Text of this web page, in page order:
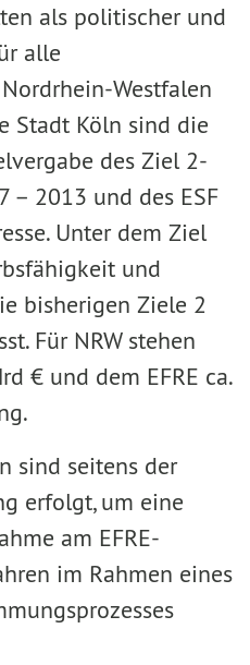
als politischer und
alle
Westfalen
Stadt Köln sind die
des Ziel 2-
– 2013 und des ESF
Unter dem Ziel
und
bisherigen Ziele 2
Für NRW stehen
€ und dem EFRE ca.
sind seitens der
erfolgt, um eine
am EFRE-
im Rahmen eines